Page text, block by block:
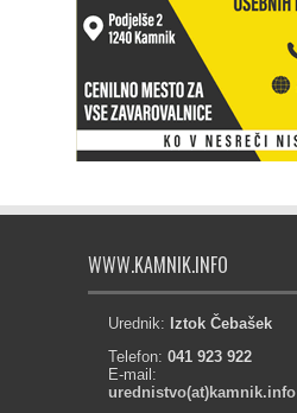
WWW.KAMNIK.INFO
Urednik: Iztok Čebašek
Telefon: 041 923 922
E-mail:
urednistvo(at)kamnik.info